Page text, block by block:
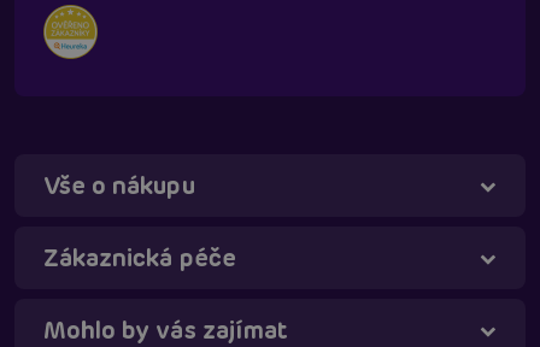
Vše o nákupu
Zákaznická péče
Mohlo by vás zajímat